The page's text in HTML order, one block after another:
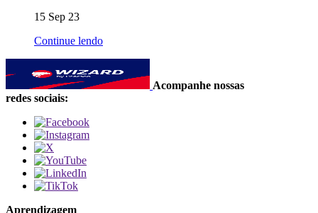
15 Sep 23
Continue lendo
Acompanhe nossas
redes sociais:
Aprendizagem